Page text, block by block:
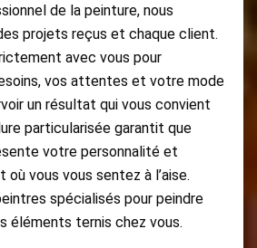
de la peinture, nous
projets reçus et chaque client.
avec vous pour
vos attentes et votre mode
un résultat qui vous convient
particularisée garantit que
votre personnalité et
où vous vous sentez à l’aise.
spécialisés pour peindre
éléments ternis chez vous.